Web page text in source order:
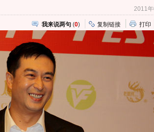
2011
我来说两句 (0) 复制链接 打印